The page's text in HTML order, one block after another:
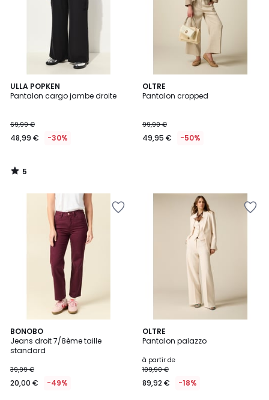
ULLA POPKEN
Pantalon cargo jambe droite
69,99 €
48,99 € -30%
5
/
5
/
OLTRE
Pantalon cropped
99,90 €
49,95 € -50%
BONOBO
Jeans droit 7/8ème taille
standard
39,99 €
20,00 € -49%
OLTRE
Pantalon palazzo
à partir de
109,90 €
89,92 € -18%